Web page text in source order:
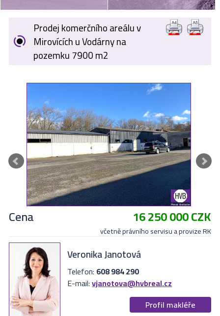
KARIÉRA
KONTAKT
O NÁS
Prodej komerčního areálu v
Mirovících u Vodárny na
pozemku 7900 m2
Cena 16 250 000 CZK
včetně právního servisu a provize RK
Veronika Janotová
Telefon: 608 984 290
E-mail:vjanotova@hvbreal.cz
Profil makléře